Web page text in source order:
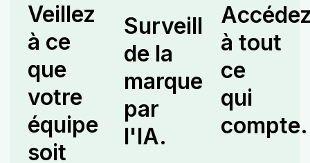
Veillez
à ce
que
votre
équipe
soit
Surveillance
de la
marque
par
l'IA.
à tout
ce
qui
compte.